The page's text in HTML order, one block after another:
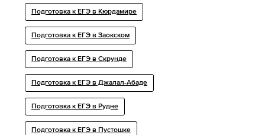
Подготовка к ЕГЭ в Кюрдамире
Подготовка к ЕГЭ в Заокском
Подготовка к ЕГЭ в Скрунде
Подготовка к ЕГЭ в Джалал-Абаде
Подготовка к ЕГЭ в Рудне
Подготовка к ЕГЭ в Пустошке